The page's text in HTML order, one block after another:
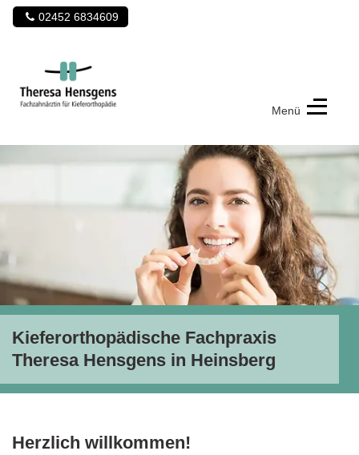
02452 6834609
Fachpraxis
Menü
Kieferorthopädische Fachpraxis
Theresa Hensgens in Heinsberg
Herzlich willkommen!